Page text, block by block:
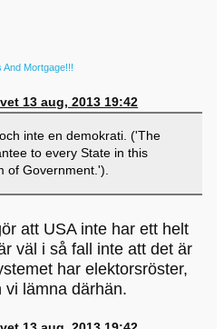
Mortgage!!!
13 aug, 2013 19:42
inte en demokrati. ('The
to every State in this
of Government.').
att USA inte har ett helt
väl i så fall inte att det är
har elektorsröster,
vi lämna därhän.